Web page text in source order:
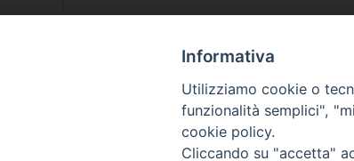
Informativa
Utilizziamo cookie o
funzionalità semplici",
cookie policy.
Cliccando su "accetta"